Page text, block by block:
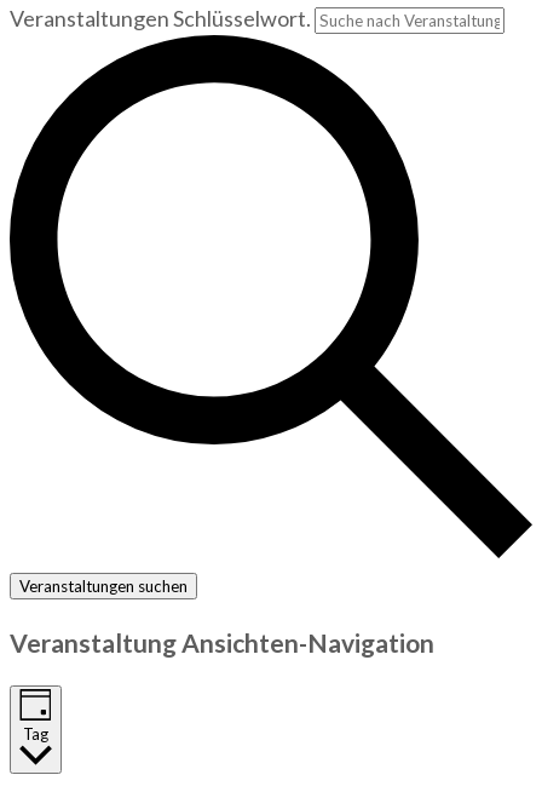
Veranstaltungen Schlüsselwort.
Veranstaltungen suchen
Veranstaltung Ansichten-Navigation
Tag